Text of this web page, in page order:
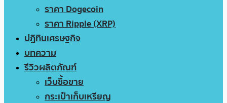
ราคา Dogecoin
ราคา Ripple (XRP)
ปฏิทินเศรษฐกิจ
บทความ
รีวิวผลิตภัณฑ์
เว็บซื้อขาย
กระเป๋าเก็บเหรียญ